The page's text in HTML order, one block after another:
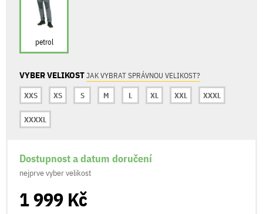
petrol
VYBER VELIKOSTJAK VYBRAT SPRÁVNOU VELIKOST?
XXS
XS S M L XL XXL XXXL
XXXXL
Dostupnost a datum doručení
nejprve vyber velikost
1 999 Kč